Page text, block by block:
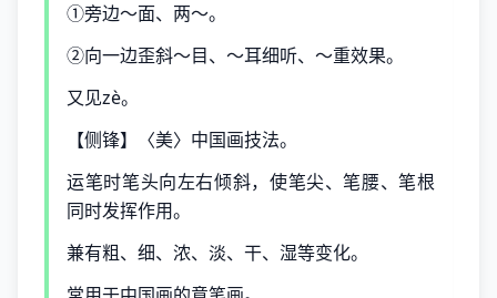
①旁边～面、两～。
②向一边歪斜～目、～耳细听、～重效果。
又见zè。
【侧锋】〈美〉中国画技法。
运笔时笔头向左右倾斜，使笔尖、笔腰、笔根
同时发挥作用。
兼有粗、细、浓、淡、干、湿等变化。